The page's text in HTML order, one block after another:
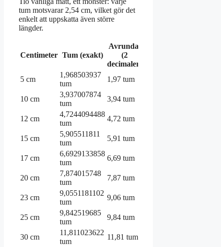
tum motsvarar 2,54 cm, vilket gör det
enkelt att uppskatta även större
längder.
Centimeter Tum (exakt)
Avrundat
(2
decimaler)
5 cm
1,968503937
tum
1,97 tum
10 cm
3,937007874
tum
3,94 tum
12 cm
4,7244094488
tum
4,72 tum
15 cm
5,905511811
tum
5,91 tum
17 cm
6,6929133858
tum
6,69 tum
20 cm
7,874015748
tum
7,87 tum
23 cm
9,0551181102
tum
9,06 tum
25 cm
9,842519685
tum
9,84 tum
30 cm
11,811023622
tum
11,81 tum